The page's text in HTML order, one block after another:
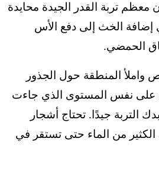
معظم تربة القدر الجيدة محايدة
إضافة الخث إلى دفع الأس
الحمضي.
المنطقة حول الجذور
على نفس المستوى الذي جاءت
التربة جيدًا. تحتاج أشجار
الكثير من الماء حتى تستقر في